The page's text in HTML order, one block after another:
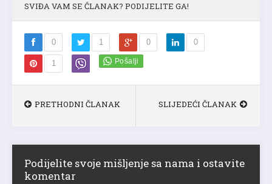
SVIĐA VAM SE ČLANAK? PODIJELITE GA!
0 1 0 0
1
PRETHODNI ČLANAK SLIJEDEĆI ČLANAK
Podijelite svoje mišljenje sa nama i ostavite
komentar